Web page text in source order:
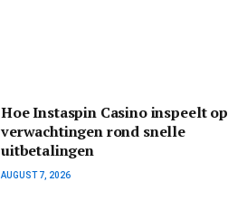
Hoe Instaspin Casino inspeelt op
verwachtingen rond snelle
uitbetalingen
AUGUST 7, 2026